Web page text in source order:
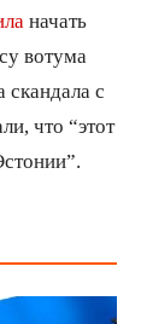
начать
вотума
скандала с
что “этот